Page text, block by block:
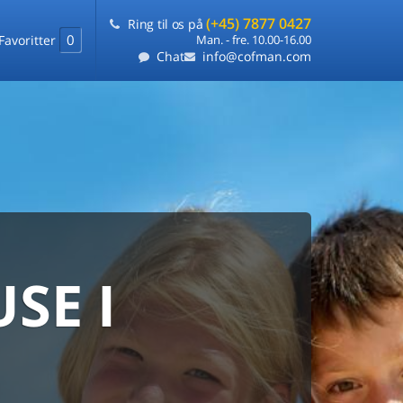
Favoritter 0
Ring til os på (+45) 7877 0427
Man. - fre. 10.00-16.00
Chat info@cofman.com
I
laveste pris
ét sted